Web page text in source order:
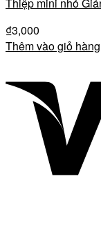
₫3,000
Thêm vào giỏ hàng